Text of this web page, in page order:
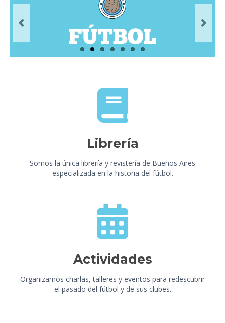
Videos
Librería
Somos la única librería y revistería de Buenos Aires
especializada en la historia del fútbol.
Actividades
Organizamos charlas, talleres y eventos para redescubrir
el pasado del fútbol y de sus clubes.